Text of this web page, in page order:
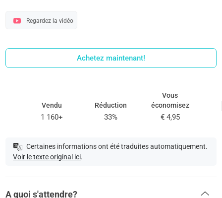
Regardez la vidéo
Achetez maintenant!
Vendu
1 160+
Réduction
33%
Vous
économisez
€ 4,95
Certaines informations ont été traduites automatiquement.
Voir le texte original ici.
A quoi s'attendre?